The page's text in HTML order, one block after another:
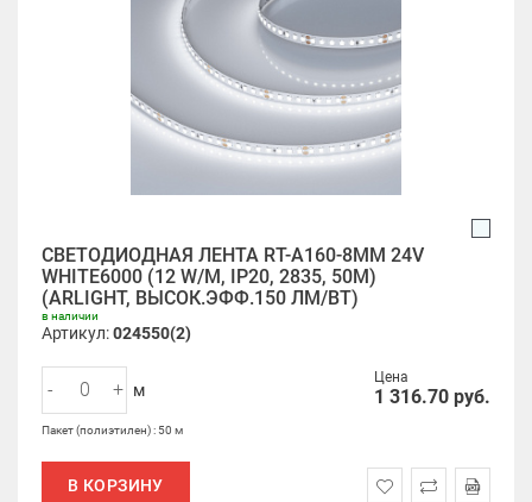
СВЕТОДИОДНАЯ ЛЕНТА RT-A160-8MM 24V
WHITE6000 (12 W/M, IP20, 2835, 50M)
(ARLIGHT, ВЫСОК.ЭФФ.150 ЛМ/ВТ)
в наличии
Артикул:024550(2)
Цена
1 316.70 руб.
- + м
Пакет (полиэтилен) : 50 м
В КОРЗИНУ